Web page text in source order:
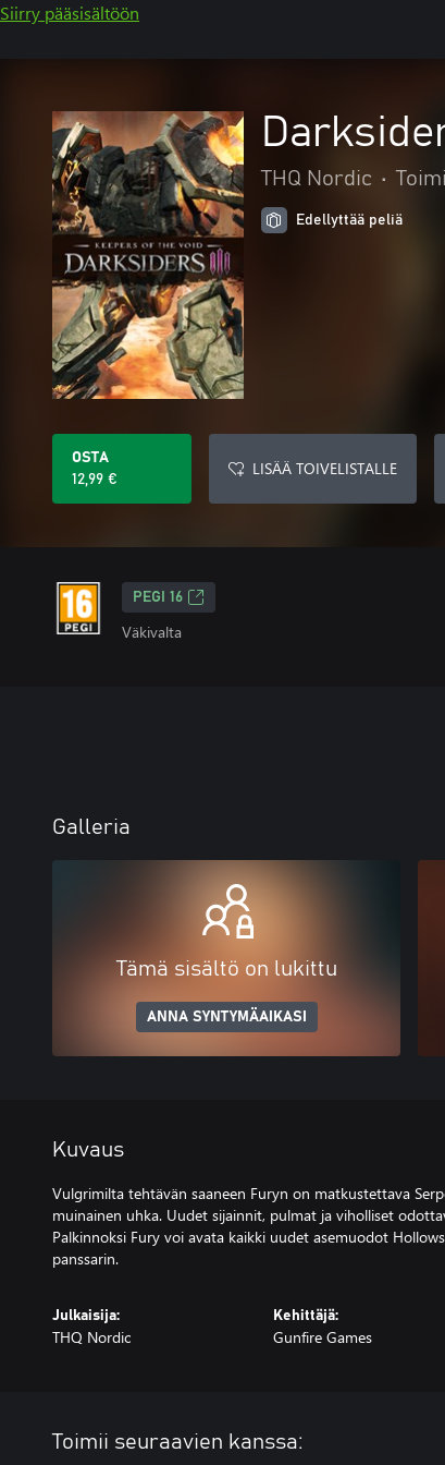
Siirry pääsisältöön
THQ Nordic •
Edellyttää peliä
OSTA
12,99 €
LISÄÄ TOIVELISTALLE
PEGI 16
Väkivalta
Galleria
Tämä sisältö on lukittu
ANNA SYNTYMÄAIKASI
Kuvaus
Vulgrimilta tehtävän saaneen Furyn on matkustettava
muinainen uhka. Uudet sijainnit, pulmat ja viholliset
Palkinnoksi Fury voi avata kaikki uudet asemuodot
panssarin.
Julkaisija:
THQ Nordic
Kehittäjä:
Gunfire Games
Toimii seuraavien kanssa: